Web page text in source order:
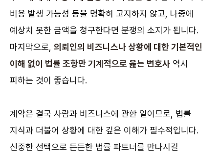
비용 발생 가능성 등을 명확히 고지하지 않고, 나중에
예상치 못한 금액을 청구한다면 분쟁의 소지가 됩니다.
마지막으로, 의뢰인의 비즈니스나 상황에 대한 기본적인
이해 없이 법률 조항만 기계적으로 읊는 변호사 역시
피하는 것이 좋습니다.
계약은 결국 사람과 비즈니스에 관한 일이므로, 법률
지식과 더불어 상황에 대한 깊은 이해가 필수적입니다.
신중한 선택으로 든든한 법률 파트너를 만나시길